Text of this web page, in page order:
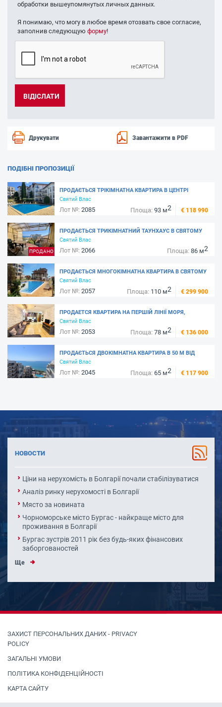
обработки вышеупомянутых личных данных.
Я понимаю, что могу в любое время отозвать свое согласие,
заполнив следующую форму!
Друкувати Завантажити в PDF
ПОДІБНІ ПРОПОЗИЦІЇ
ПРОДАЄТЬСЯ ТРIКІМНАТНА КВАРТИРА В ЦЕНТРІ
СВЕТОГО ВЛАСА, 250 М. ВІД МАРИНИ ДІНЕВІ -
КОМПЛЕКС "КОМПАС"
Святий Влас
Лот №: 2085 Площа: 93 м2 € 118 990
ПРОДАНО
ПРОДАЄТЬСЯ ТРИКІМНАТНИЙ ТАУНХАУС В СВЯТОМУ
ВЛАСІ В КОМПЛЕКСІ "РАЛИЦА" - БІЛЯ МОРЯ
Святий Влас
Лот №: 2066 Площа: 86 м2
ПРОДАЄТЬСЯ МНОГОКІМНАТНА КВАРТИРА В СВЯТОМУ
ВЛАСІ, В 100 МЕТРАХ ВІД МОРЯ - КОМПЛЕКС АРТУР
Святий Влас
Лот №: 2057 Площа: 110 м2 € 299 900
ПРОДАЕТСЯ КВАРТИРА НА ПЕРШІЙ ЛІНІЇ МОРЯ,
СВЯТОЙ ВЛАС - МАРИНА ДИНЕВИ
Святий Влас
Лот №: 2053 Площа: 78 м2 € 136 000
ПРОДАЄТЬСЯ ДВОКІМНАТНА КВАРТИРА В 50 М ВІД
МОРЯ, КОМПЛЕКС "DOLCE VITA 2"- СВЯТИЙ ВЛАС
Святий Влас
Лот №: 2045 Площа: 65 м2 € 117 900
НОВОСТИ
Ціни на нерухомість в Болгарії почали стабілізуватися
Аналіз ринку нерухомості в Болгарії
Място за новината
Чорноморське місто Бургас - найкраще місто для
проживання в Болгарії
Бургас зустрів 2011 рік без будь-яких фінансових
заборгованостей
Ще
ЗАХИСТ ПЕРСОНАЛЬНИХ ДАНИХ - PRIVACY
POLICY
ЗАГАЛЬНІ УМОВИ
ПОЛІТИКА КОНФІДЕНЦІЙНОСТІ
КАРТА САЙТУ